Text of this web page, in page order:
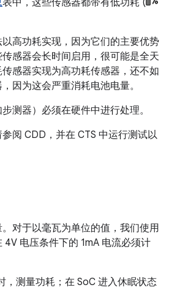
表中，这些传感器都带有低功耗 (
高功耗实现，因为它们的主要优势
感器会长时间启用，很可能是全天
感器实现为高功耗传感器，还不如
因为这会严重消耗电池电量。
测器）必须在硬件中进行处理。
阅 CDD，并在 CTS 中运行测试以
对于以毫瓦为单位的值，我们使用
4V 电压条件下的 1mA 电流必须计
，测量功耗；在 SoC 进入休眠状态